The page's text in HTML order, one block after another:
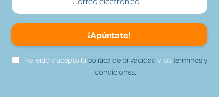
¡Apúntate!
He leído y acepto la política de privacidad y lostérminos y
condiciones.